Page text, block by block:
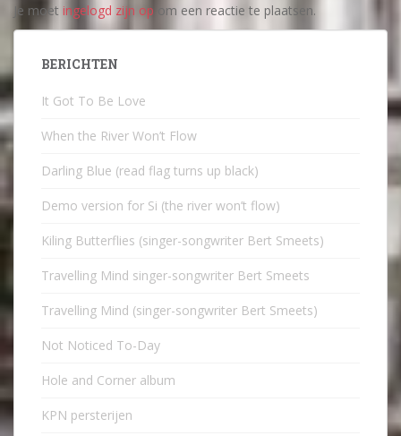
Je moet ingelogd zijn op om een reactie te plaatsen.
BERICHTEN
It Got To Be Love
When the River Won’t Flow
Darling Blue (read flag turns up black)
Demo version for Si (the river won’t flow)
Kiling Butterflies (singer-songwriter Bert Smeets)
Travelling Mind singer-songwriter Bert Smeets
Travelling Mind (singer-songwriter Bert Smeets)
Not Noticed To-Day
Hole and Corner album
KPN persterijen